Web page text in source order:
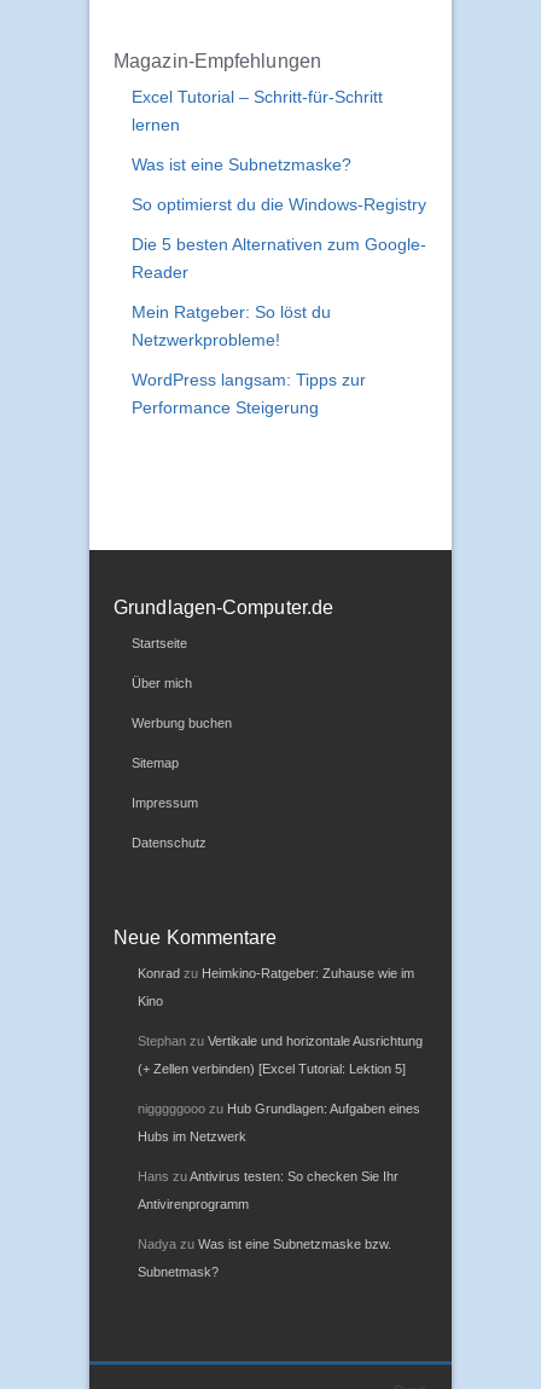
Magazin-Empfehlungen
Excel Tutorial – Schritt-für-Schritt
lernen
Was ist eine Subnetzmaske?
So optimierst du die Windows-Registry
Die 5 besten Alternativen zum Google-
Reader
Mein Ratgeber: So löst du
Netzwerkprobleme!
WordPress langsam: Tipps zur
Performance Steigerung
Grundlagen-Computer.de
Startseite
Über mich
Werbung buchen
Sitemap
Impressum
Datenschutz
Neue Kommentare
Konrad zu Heimkino-Ratgeber: Zuhause wie im
Kino
Stephan zu Vertikale und horizontale Ausrichtung
(+ Zellen verbinden) [Excel Tutorial: Lektion 5]
nigggggooo zu Hub Grundlagen: Aufgaben eines
Hubs im Netzwerk
Hans zuAntivirus testen: So checken Sie Ihr
Antivirenprogramm
Nadya zu Was ist eine Subnetzmaske bzw.
Subnetmask?